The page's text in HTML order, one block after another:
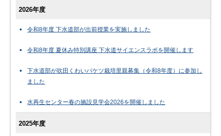
2026年度
令和8年度 下水道部が出前授業を実施しました
令和8年度 夏休み特別講座 下水道サイエンスラボを開催します
下水道部が吹田くわいバケツ栽培里親募集（令和8年度）に参加し
ました
水再生センター春の施設見学会2026を開催しました
2025年度